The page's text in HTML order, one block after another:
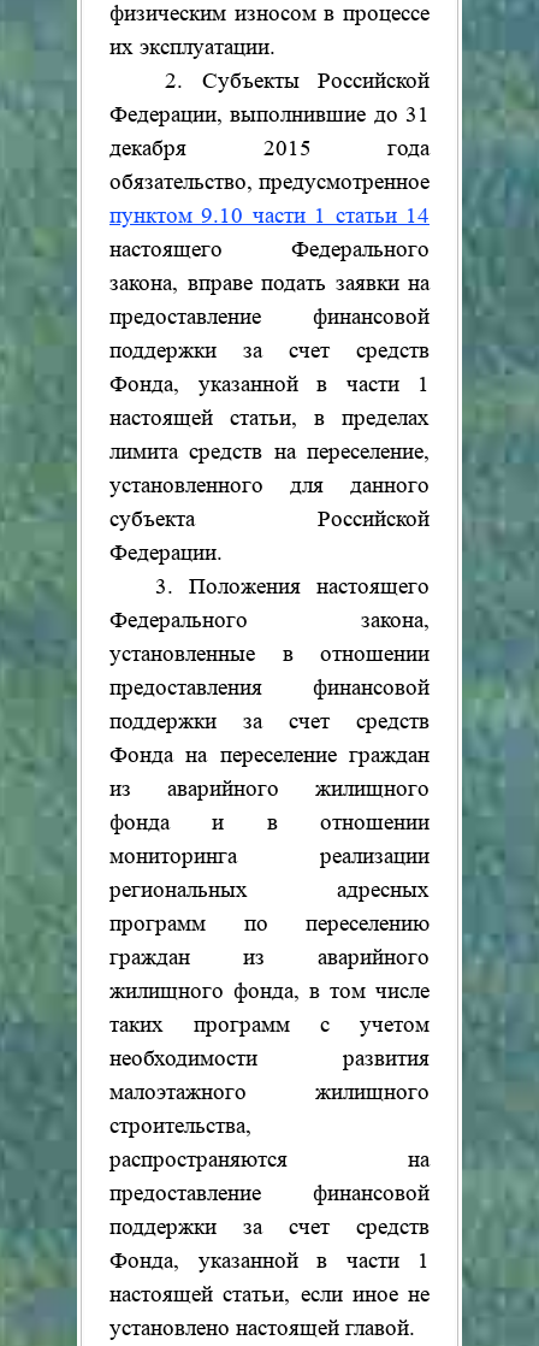
физическим износом в процессе
их эксплуатации.
2. Субъекты Российской
Федерации, выполнившие до 31
декабря 2015 года
обязательство, предусмотренное
пунктом 9.10 части 1 статьи 14
настоящего Федерального
закона, вправе подать заявки на
предоставление финансовой
поддержки за счет средств
Фонда, указанной в части 1
настоящей статьи, в пределах
лимита средств на переселение,
установленного для данного
субъекта Российской
Федерации.
3. Положения настоящего
Федерального закона,
установленные в отношении
предоставления финансовой
поддержки за счет средств
Фонда на переселение граждан
из аварийного жилищного
фонда и в отношении
мониторинга реализации
региональных адресных
программ по переселению
граждан из аварийного
жилищного фонда, в том числе
таких программ с учетом
необходимости развития
малоэтажного жилищного
строительства,
распространяются на
предоставление финансовой
поддержки за счет средств
Фонда, указанной в части 1
настоящей статьи, если иное не
установлено настоящей главой.